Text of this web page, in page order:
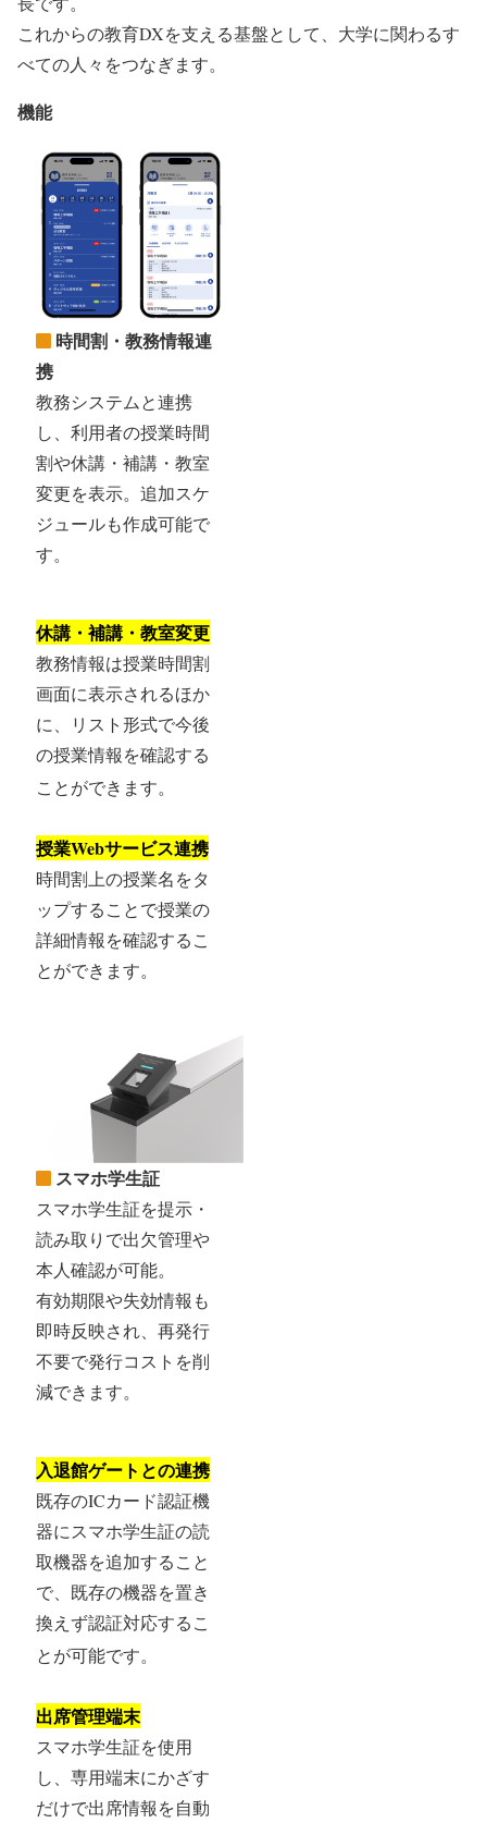
これからの教育DXを支える基盤として、大学に関わるす
べての人々をつなぎます。
機能
時間割・教務情報連
携
教務システムと連携
し、利用者の授業時間
割や休講・補講・教室
変更を表示。追加スケ
ジュールも作成可能で
す。
休講・補講・教室変更
教務情報は授業時間割
画面に表示されるほか
に、リスト形式で今後
の授業情報を確認する
ことができます。
授業Webサービス連携
時間割上の授業名をタ
ップすることで授業の
詳細情報を確認するこ
とができます。
スマホ学生証
スマホ学生証を提示・
読み取りで出欠管理や
本人確認が可能。
有効期限や失効情報も
即時反映され、再発行
不要で発行コストを削
減できます。
入退館ゲートとの連携
既存のICカード認証機
器にスマホ学生証の読
取機器を追加すること
で、既存の機器を置き
換えず認証対応するこ
とが可能です。
出席管理端末
スマホ学生証を使用
し、専用端末にかざす
だけで出席情報を自動